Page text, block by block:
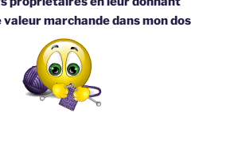
marchande dans mon dos